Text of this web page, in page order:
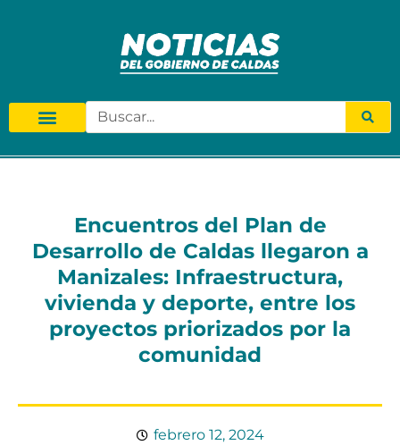
Encuentros del Plan de
Desarrollo de Caldas llegaron a
Manizales: Infraestructura,
vivienda y deporte, entre los
proyectos priorizados por la
comunidad
febrero 12, 2024